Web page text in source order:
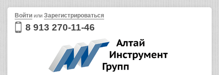
8 913 270-11-46
Войти или Зарегистрироваться